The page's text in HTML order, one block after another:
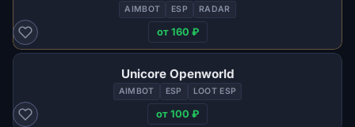
AIMBOT ESP RADAR
от 160 ₽
Unicore Openworld
AIMBOT ESP LOOT ESP
от 100 ₽